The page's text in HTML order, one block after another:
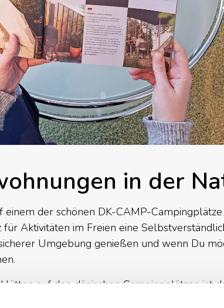
in der
der schönen DK-CAMP-
Aktivitäten im Freien eine
Umgebung genießen und wenn Du
auf den dänischen Campingplätzen ist
Küche und Endreinigung.